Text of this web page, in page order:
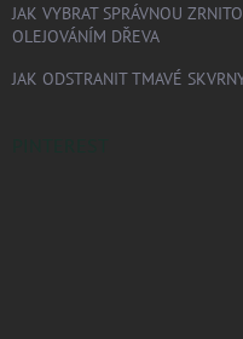
JAK VYBRAT SPRÁVNOU
OLEJOVÁNÍM DŘEVA
JAK ODSTRANIT TMAVÉ